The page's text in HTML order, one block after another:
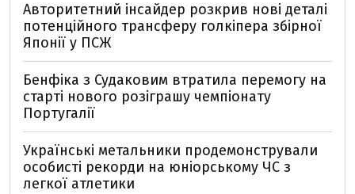
Авторитетний інсайдер розкрив нові деталі
потенційного трансферу голкіпера збірної
Японії у ПСЖ
Бенфіка з Судаковим втратила перемогу на
старті нового розіграшу чемпіонату
Португалії
Українські метальники продемонстрували
особисті рекорди на юніорському ЧС з
легкої атлетики